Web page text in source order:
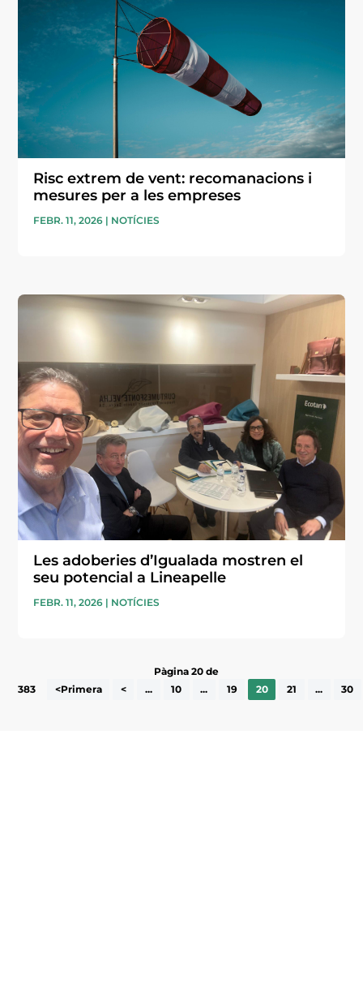
Risc extrem de vent: recomanacions i
mesures per a les empreses
FEBR. 11, 2026 | NOTÍCIES
Les adoberies d’Igualada mostren el
seu potencial a Lineapelle
FEBR. 11, 2026 | NOTÍCIES
Pàgina 20 de
383
<Primera < ... 10 ... 19 20 21 ... 30